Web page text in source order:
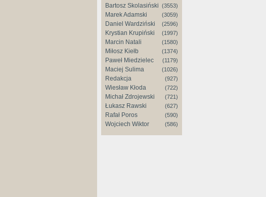
Bartosz Skolasiński (3553)
Marek Adamski (3059)
Daniel Wardziński (2596)
Krystian Krupiński (1997)
Marcin Natali (1580)
Miłosz Kiełb (1374)
Paweł Miedzielec (1179)
Maciej Sulima (1026)
Redakcja (927)
Wiesław Kłoda (722)
Michał Zdrojewski (721)
Łukasz Rawski (627)
Rafał Poros (590)
Wojciech Wiktor (586)